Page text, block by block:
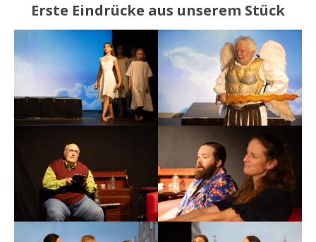
Erste Eindrücke aus unserem Stück